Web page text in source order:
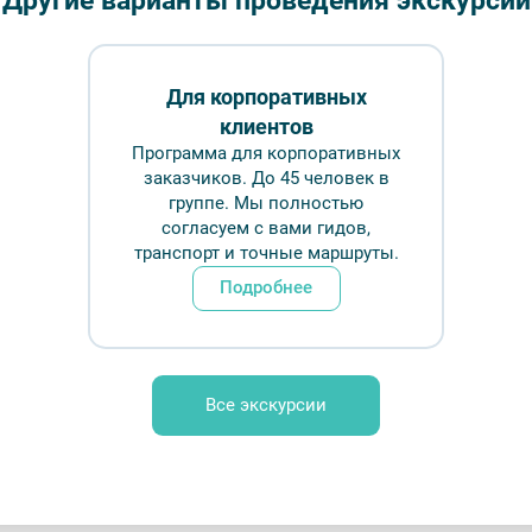
— Прогулки
Для корпоративных
клиентов
Программа для корпоративных
заказчиков. До 45 человек в
группе. Мы полностью
согласуем с вами гидов,
транспорт и точные маршруты.
Подробнее
Все экскурсии